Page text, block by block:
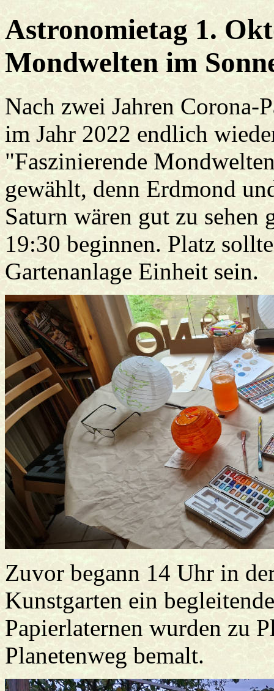
Astronomietag 1.
Mondwelten im
Nach zwei Jahren Corona-
im Jahr 2022 endlich
"Faszinierende
gewählt, denn Erdmond
Saturn wären gut zu sehen
19:30 beginnen. Platz
Gartenanlage Einheit sein.
Zuvor begann 14 Uhr in
Kunstgarten ein
Papierlaternen wurden zu
Planetenweg bemalt.